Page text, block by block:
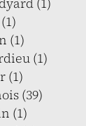
(1)
(1)
(1)
(39)
(1)